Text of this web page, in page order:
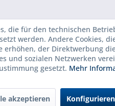
die für den technischen
werden. Andere Cookies,
erhöhen, der Direktwerbung
und sozialen Netzwerken
gesetzt. Mehr
akzeptieren Konfigurieren